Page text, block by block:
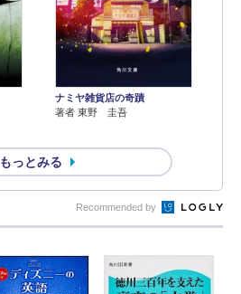
ナミヤ雑貨店の奇蹟
著者 東野 圭吾
もっとみる
Recommended by